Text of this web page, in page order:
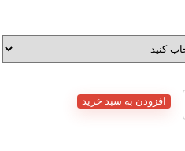
افزودن به سبد خرید